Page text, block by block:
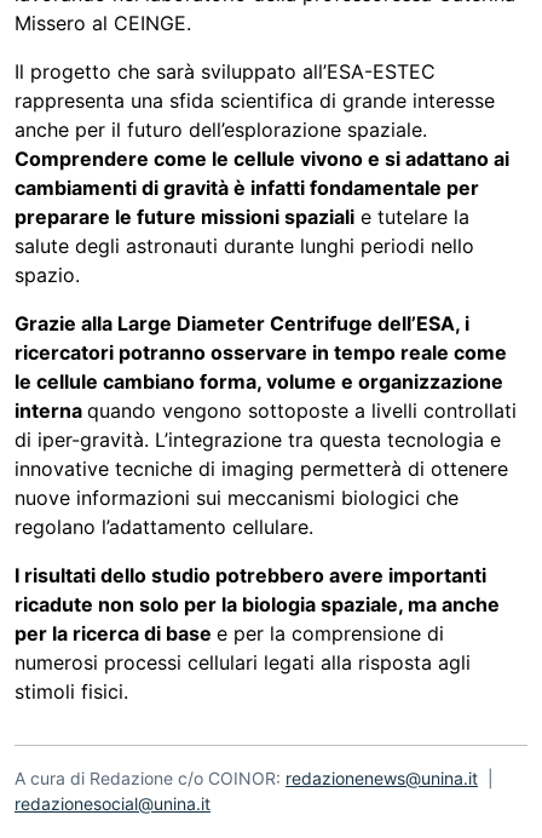
Missero al CEINGE.
Il progetto che sarà sviluppato all’ESA-ESTEC
rappresenta una sfida scientifica di grande interesse
anche per il futuro dell’esplorazione spaziale.
Comprendere come le cellule vivono e si adattano ai
cambiamenti di gravità è infatti fondamentale per
preparare le future missioni spaziali e tutelare la
salute degli astronauti durante lunghi periodi nello
spazio.
Grazie alla Large Diameter Centrifuge dell’ESA, i
ricercatori potranno osservare in tempo reale come
le cellule cambiano forma, volume e organizzazione
interna quando vengono sottoposte a livelli controllati
di iper-gravità. L’integrazione tra questa tecnologia e
innovative tecniche di imaging permetterà di ottenere
nuove informazioni sui meccanismi biologici che
regolano l’adattamento cellulare.
I risultati dello studio potrebbero avere importanti
ricadute non solo per la biologia spaziale, ma anche
per la ricerca di base e per la comprensione di
numerosi processi cellulari legati alla risposta agli
stimoli fisici.
A cura di Redazione c/o COINOR: redazionenews@unina.it
redazionesocial@unina.it